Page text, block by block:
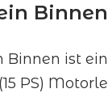
Binnen
Binnen ist ein
PS)